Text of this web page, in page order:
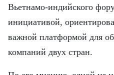
Вьетнамо-индийского
инициативой,
важной платформой для
компаний двух стран.